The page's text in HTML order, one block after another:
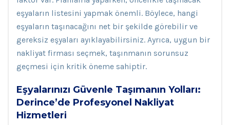
eşyaların listesini yapmak önemli. Böylece, hangi
eşyaların taşınacağını net bir şekilde görebilir ve
gereksiz eşyaları ayıklayabilirsiniz. Ayrıca, uygun bir
nakliyat firması seçmek, taşınmanın sorunsuz
geçmesi için kritik öneme sahiptir.
Eşyalarınızı Güvenle Taşımanın Yolları:
Derince’de Profesyonel Nakliyat
Hizmetleri